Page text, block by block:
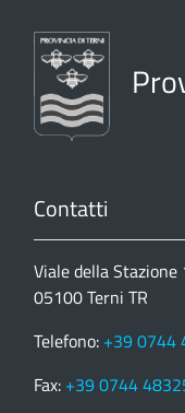
Contatti
Viale della Stazione
05100 Terni TR
Telefono: +39 0744
Fax: +39 0744